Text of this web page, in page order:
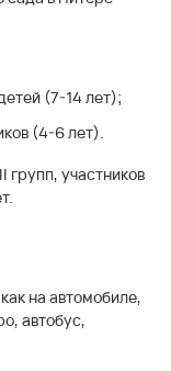
(7-14 лет);
(4-6 лет).
групп, участников
на автомобиле,
автобус,